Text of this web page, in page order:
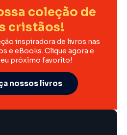
coleção de
cristãos!
inspiradora de livros nas
e eBooks. Clique agora e
próximo favorito!
nossos livros